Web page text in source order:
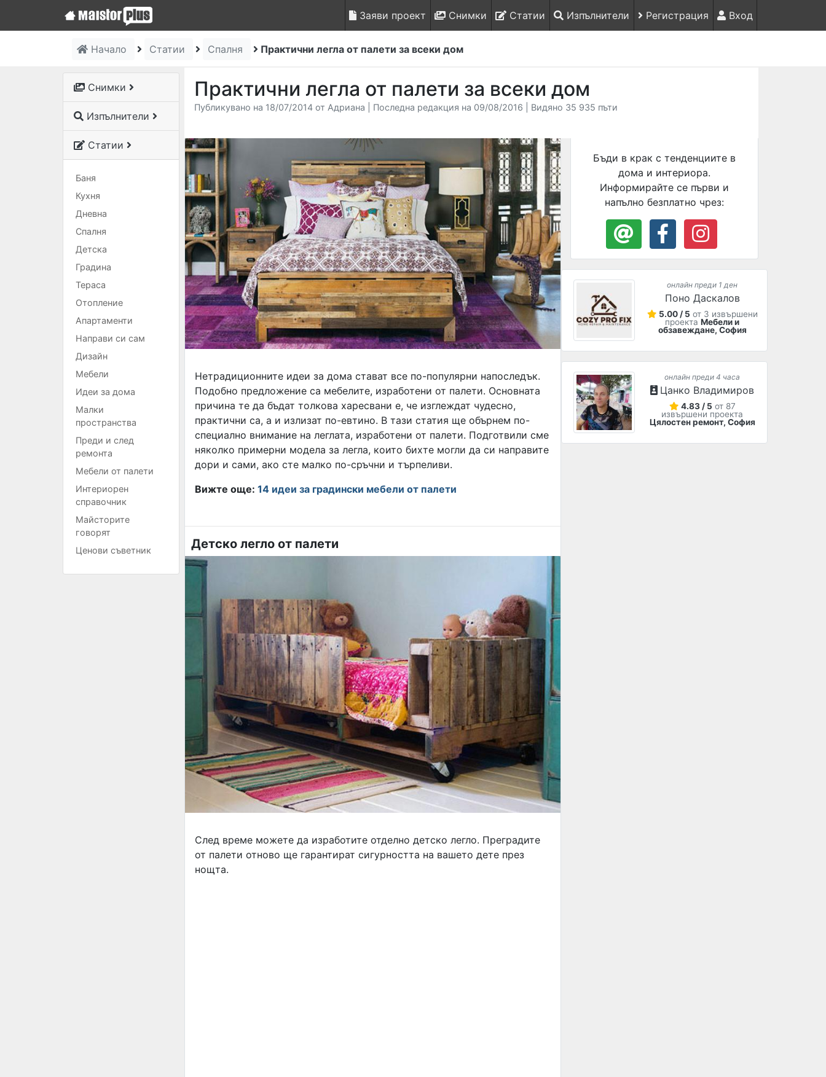
Заяви проект Снимки Статии Изпълнители Регистрация Вход
Начало Статии Спалня Практични легла от палети за всеки дом
Снимки
Изпълнители
Статии
Баня
Кухня
Дневна
Спалня
Детска
Градина
Тераса
Отопление
Апартаменти
Направи си сам
Дизайн
Мебели
Идеи за дома
Малки
пространства
Преди и след
ремонта
Мебели от палети
Интериорен
справочник
Майсторите
говорят
Ценови съветник
Практични легла от палети за всеки дом
Публикувано на 18/07/2014 от Адриана | Последна редакция на 09/08/2016 | Видяно 35 935 пъти
Нетрадиционните идеи за дома стават все по-популярни напоследък.
Подобнo предложение са мебелите, изработени от палети. Основната
причина те да бъдат толкова харесвани е, че изглеждат чудесно,
практични са, а и излизат по-евтино. В тази статия ще обърнем по-
специално внимание на леглата, изработени от палети. Подготвили сме
няколко примерни модела за легла, които бихте могли да си направите
дори и сами, ако сте малко по-сръчни и търпеливи.
Вижте още: 14 идеи за градински мебели от палети
Детско легло от палети
След време можете да изработите отделно детско легло. Преградите
от палети отново ще гарантират сигурността на вашето дете през
нощта.
Бъди в крак с тенденциите в
дома и интериора.
Информирайте се първи и
напълно безплатно чрез:
онлайн преди 1 ден
Поно Даскалов
5.00 / 5 от 3 извършени
проектаМебели и
обзавеждане, София
онлайн преди 4 часа
Цанко Владимиров
4.83 / 5 от 87
извършени проекта
Цялостен ремонт, София